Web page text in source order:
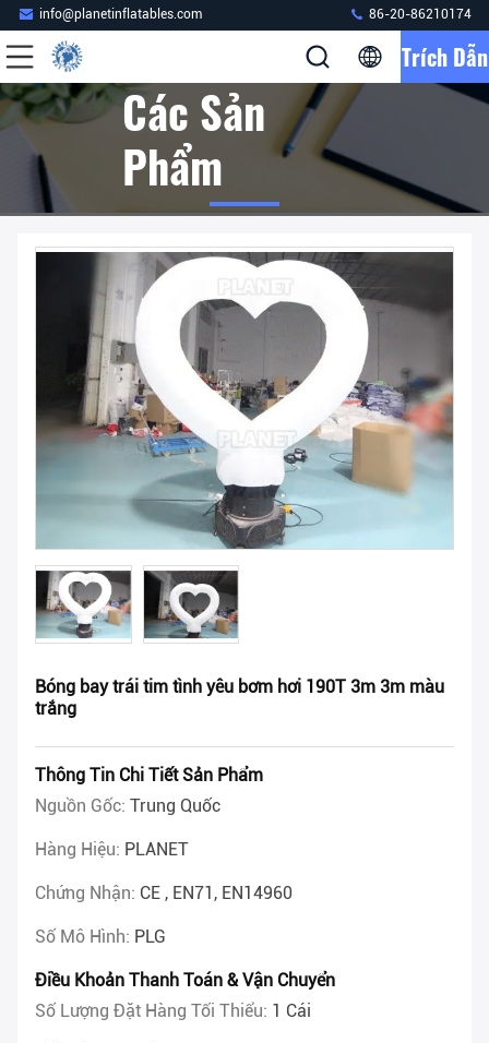
info@planetinflatables.com 86-20-86210174
Trích Dẫn
Các Sản
Phẩm
Bóng bay trái tim tình yêu bơm hơi 190T 3m 3m màu
trắng
Thông Tin Chi Tiết Sản Phẩm
Nguồn Gốc: Trung Quốc
Hàng Hiệu: PLANET
Chứng Nhận: CE , EN71, EN14960
Số Mô Hình: PLG
Điều Khoản Thanh Toán & Vận Chuyển
Số Lượng Đặt Hàng Tối Thiểu: 1 Cái